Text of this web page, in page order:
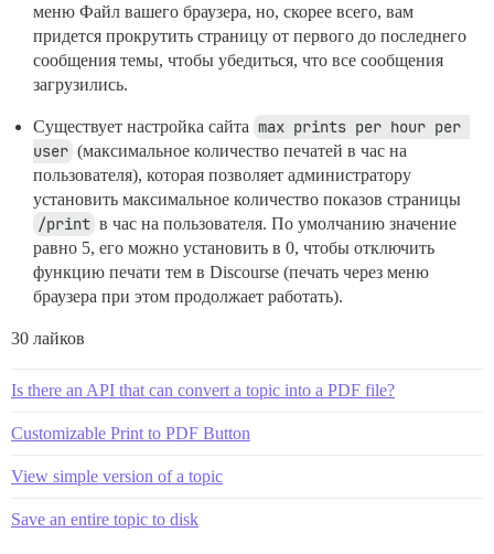
меню Файл вашего браузера, но, скорее всего, вам
придется прокрутить страницу от первого до последнего
сообщения темы, чтобы убедиться, что все сообщения
загрузились.
Существует настройка сайта max prints per hour per
user (максимальное количество печатей в час на
пользователя), которая позволяет администратору
установить максимальное количество показов страницы
/print в час на пользователя. По умолчанию значение
равно 5, его можно установить в 0, чтобы отключить
функцию печати тем в Discourse (печать через меню
браузера при этом продолжает работать).
30 лайков
Is there an API that can convert a topic into a PDF file?
Customizable Print to PDF Button
View simple version of a topic
Save an entire topic to disk